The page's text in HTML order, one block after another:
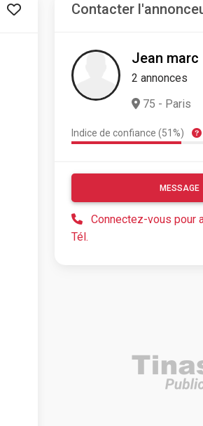
Contacter
Jean marc
2 annonces
75 - Paris
Indice de confiance (51%)
MESSAGE
Connectez-vous pour
Tél.